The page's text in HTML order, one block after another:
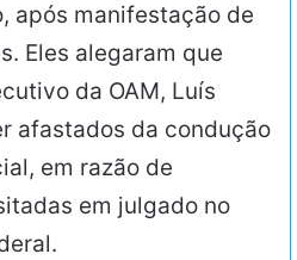
após manifestação de
Eles alegaram que
da OAM, Luís
afastados da condução
em razão de
em julgado no